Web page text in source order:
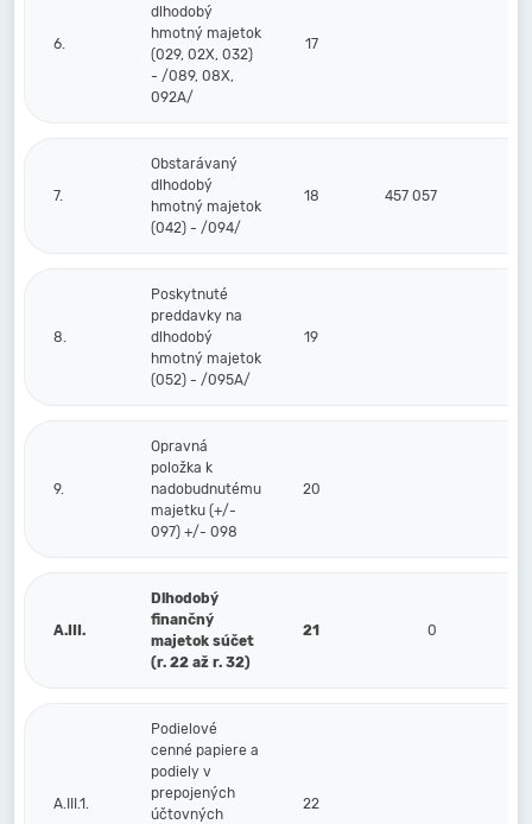
6.
dlhodobý
hmotný majetok
(029, 02X, 032)
- /089, 08X,
092A/
17
7.
Obstarávaný
dlhodobý
hmotný majetok
(042) - /094/
18 457 057
8.
Poskytnuté
preddavky na
dlhodobý
hmotný majetok
(052) - /095A/
19
9.
Opravná
položka k
nadobudnutému
majetku (+/-
097) +/- 098
20
A.III.
Dlhodobý
finančný
majetok súčet
(r. 22 až r. 32)
21 0
A.III.1.
Podielové
cenné papiere a
podiely v
prepojených
účtovných
22